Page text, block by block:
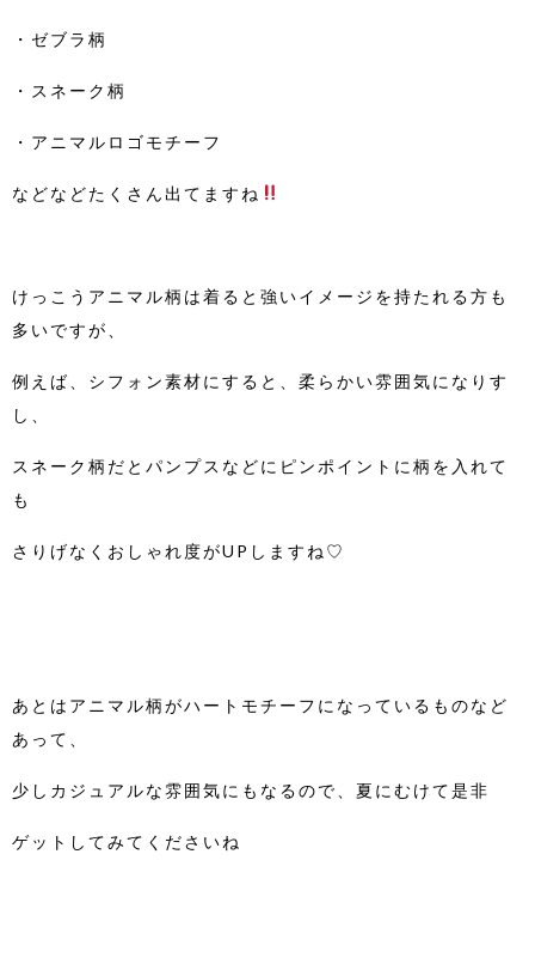
・ゼブラ柄
・スネーク柄
・アニマルロゴモチーフ
などなどたくさん出てますね
けっこうアニマル柄は着ると強いイメージを持たれる方も
多いですが、
例えば、シフォン素材にすると、柔らかい雰囲気になりす
し、
スネーク柄だとパンプスなどにピンポイントに柄を入れて
も
さりげなくおしゃれ度がUPしますね♡
あとはアニマル柄がハートモチーフになっているものなど
あって、
少しカジュアルな雰囲気にもなるので、夏にむけて是非
ゲットしてみてくださいね